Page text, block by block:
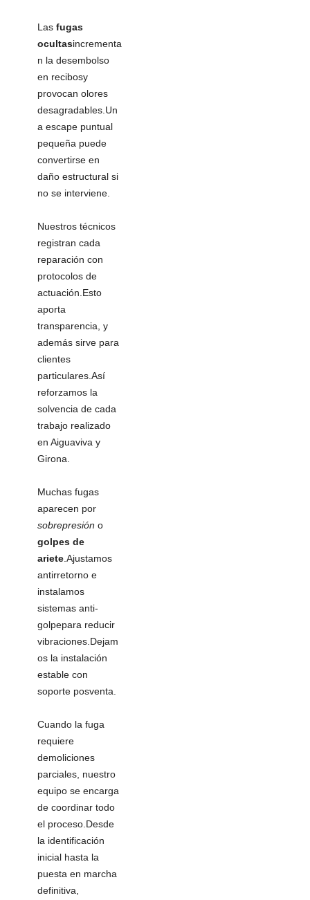
Las fugas
ocultasincrementa
n la desembolso
en recibosy
provocan olores
desagradables.Un
a escape puntual
pequeña puede
convertirse en
daño estructural si
no se interviene.
Nuestros técnicos
registran cada
reparación con
protocolos de
actuación.Esto
aporta
transparencia, y
además sirve para
clientes
particulares.Así
reforzamos la
solvencia de cada
trabajo realizado
en Aiguaviva y
Girona.
Muchas fugas
aparecen por
sobrepresión o
golpes de
ariete .Ajustamos
antirretorno e
instalamos
sistemas anti-
golpepara reducir
vibraciones.Dejam
os la instalación
estable con
soporte posventa.
Cuando la fuga
requiere
demoliciones
parciales, nuestro
equipo se encarga
de coordinar todo
el proceso.Desde
la identificación
inicial hasta la
puesta en marcha
definitiva,